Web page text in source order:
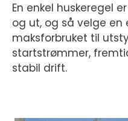
En enkel huskeregel
og ut, og så velge
maksforbruket til
startstrømmer,
stabil drift.